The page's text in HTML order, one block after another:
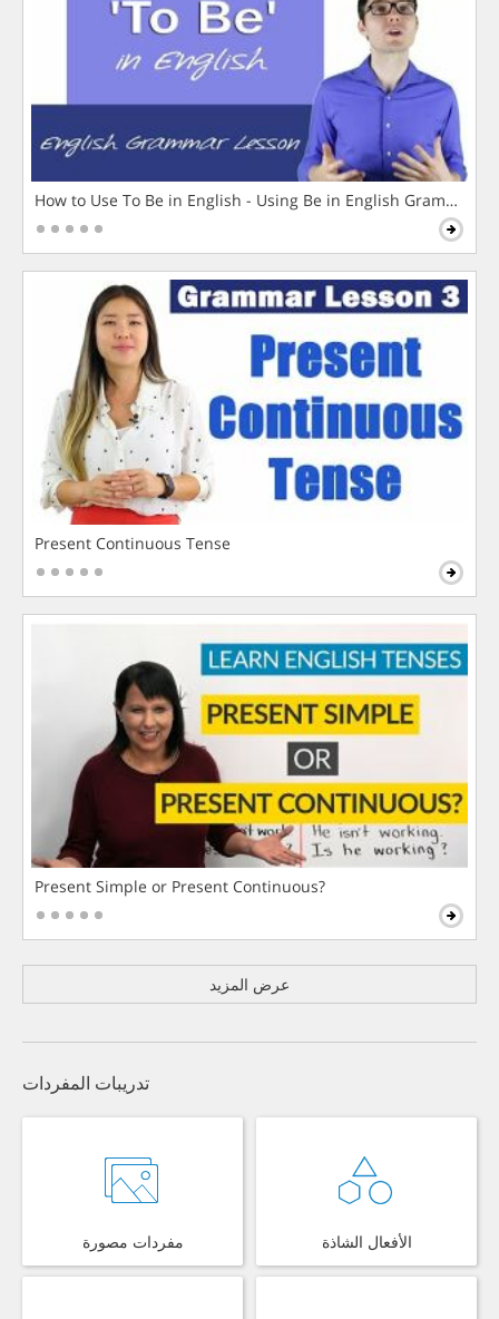
How to Use To Be in English - Using Be in English Grammar
Present Continuous Tense
Present Simple or Present Continuous?
عرض المزيد
تدريبات المفردات
مفردات مصورة الأفعال الشاذة